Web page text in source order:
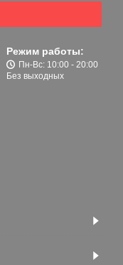
Режим работы:
Пн-Вс: 10:00 - 20:00
Без выходных